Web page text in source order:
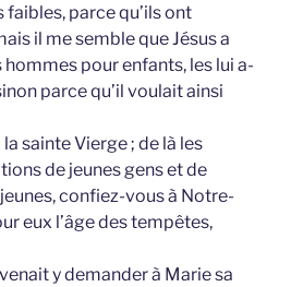
parce qu’ils ont
il me semble que Jésus a
pour enfants, les lui a-
parce qu’il voulait ainsi
sainte Vierge ; de là les
de jeunes gens et de
confiez-vous à Notre-
eux l’âge des tempêtes,
y demander à Marie sa